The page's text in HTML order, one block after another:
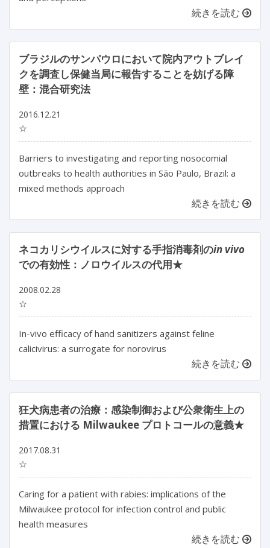
続きを読む
ブラジルのサンパウロにおいて院内アウトブレイ
クを調査し保健当局に報告することを妨げる障
壁：混合研究法
2016.12.21
☆
Barriers to investigating and reporting nosocomial
outbreaks to health authorities in São Paulo, Brazil: a
mixed methods approach
続きを読む
ネコカリシウイルスに対する手指消毒剤のin vivo
での有効性：ノロウイルスの代用★
2008.02.28
☆
In-vivo efficacy of hand sanitizers against feline
calicivirus: a surrogate for norovirus
続きを読む
狂犬病患者の治療：感染制御および公衆衛生上の
措置における Milwaukee プロトコールの意義★
2017.08.31
☆
Caring for a patient with rabies: implications of the
Milwaukee protocol for infection control and public
health measures
続きを読む